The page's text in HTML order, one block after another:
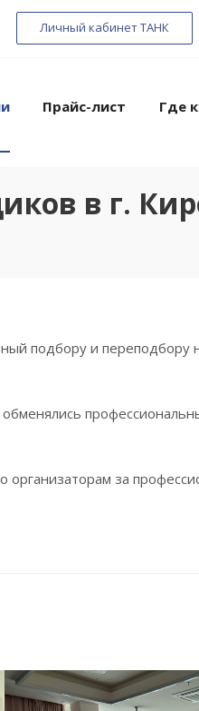
Личный кабинет ТАНК
Прайс-лист Где
в г.
подбору и переподбору
за